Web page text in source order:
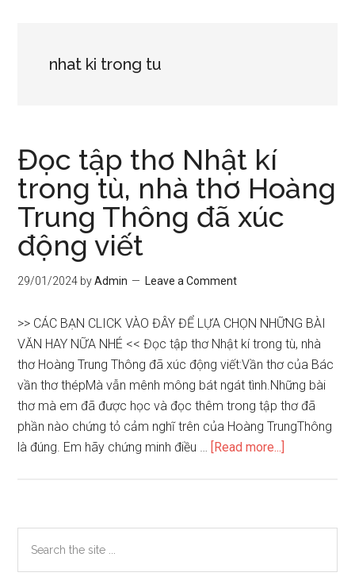
nhat ki trong tu
Đọc tập thơ Nhật kí
trong tù, nhà thơ Hoàng
Trung Thông đã xúc
động viết
29/01/2024 byAdmin Leave a Comment
>> CÁC BẠN CLICK VÀO ĐÂY ĐỂ LỰA CHỌN NHỮNG BÀI
VĂN HAY NỮA NHÉ << Đọc tập thơ Nhật kí trong tù, nhà
thơ Hoàng Trung Thông đã xúc động viết:Vần thơ của Bác
vần thơ thépMà vẫn mênh mông bát ngát tình.Những bài
thơ mà em đã được học và đọc thêm trong tập thơ đã
phần nào chứng tỏ cảm nghĩ trên của Hoàng TrungThông
là đúng. Em hãy chứng minh điều … [Read more...]
Nhật
trong
Primary
Sidebar
the